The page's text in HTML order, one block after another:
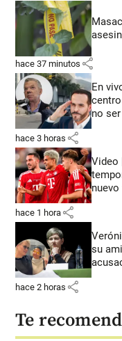
hace 37 minutos share
En
no
hace 3 horas share
Video
hace 1 hora share
su
hace 2 horas share
Te